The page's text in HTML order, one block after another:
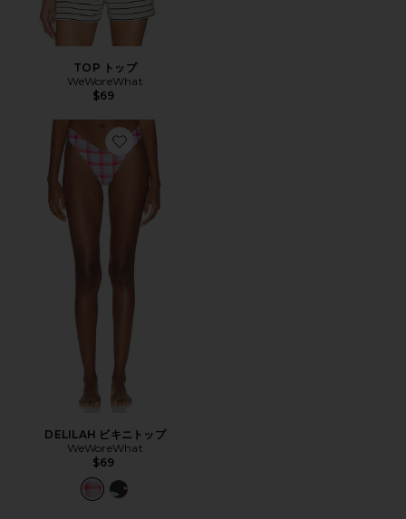
TOP トップ
WeWoreWhat
$69
DELILAH ビキニトップ
WeWoreWhat
$69